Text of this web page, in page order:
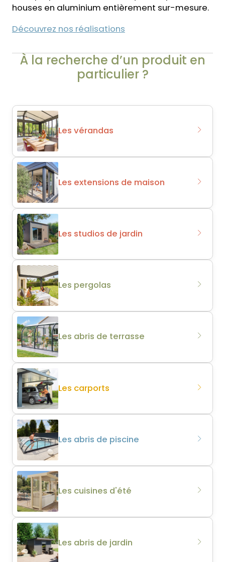
houses en aluminium entièrement sur-mesure.
Découvrez nos réalisations
À la recherche d’un produit en
particulier ?
Les vérandas
Les extensions de maison
Les studios de jardin
Les pergolas
Les abris de terrasse
Les carports
Les abris de piscine
Les cuisines d'été
Les abris de jardin